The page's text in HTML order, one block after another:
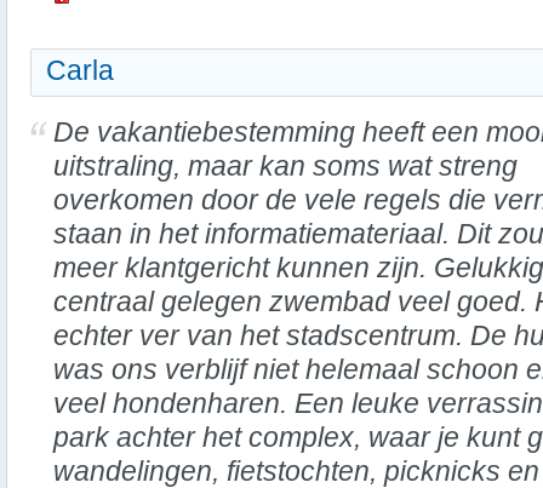
Carla
De vakantiebestemming heeft een
uitstraling, maar kan soms wat streng
overkomen door de vele regels die
staan in het informatiemateriaal. Dit
meer klantgericht kunnen zijn.
centraal gelegen zwembad veel goed.
echter ver van het stadscentrum. De
was ons verblijf niet helemaal schoon
veel hondenharen. Een leuke
park achter het complex, waar je kunt
wandelingen, fietstochten, picknicks